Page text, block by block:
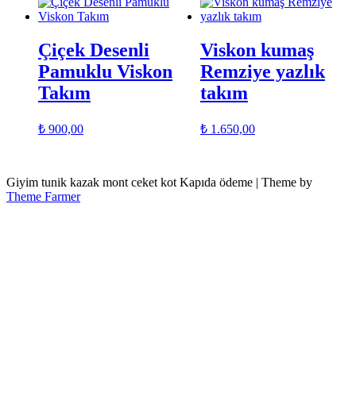
Çiçek Desenli
Pamuklu Viskon
Takım
₺ 900,00
Viskon kumaş
Remziye yazlık
takım
₺1.650,00
Giyim tunik kazak mont ceket kot Kapıda ödeme | Theme by
Theme Farmer